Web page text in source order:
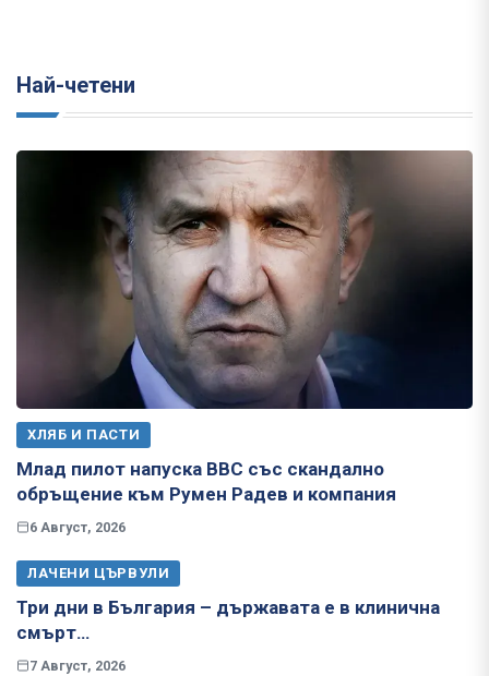
Най-четени
ХЛЯБ И ПАСТИ
Млад пилот напуска ВВС със скандално
обръщение към Румен Радев и компания
6 Август, 2026
ЛАЧЕНИ ЦЪРВУЛИ
Три дни в България – държавата е в клинична
смърт…
7 Август, 2026